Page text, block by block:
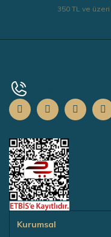
350 TL ve
Kurumsal